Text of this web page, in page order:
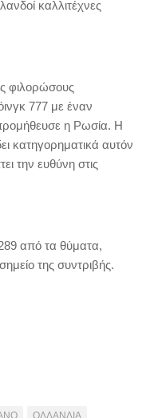
καλλιτέχνες
φιλορώσους
777 με έναν
η Ρωσία. Η
κατηγορηματικά αυτόν
την ευθύνη στις
από τα θύματα,
της συντριβής.
ΟΛΛΑΝΔΙΑ